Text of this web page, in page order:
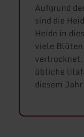
Aufgrund
sind die
Heide in
viele
übliche
diesem